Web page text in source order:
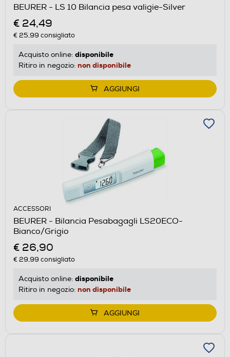
BEURER - LS 10 Bilancia pesa valigie-Silver
€ 24,49
€ 25,99 consigliato
Acquisto online: disponibile
Ritiro in negozio: non disponibile
AGGIUNGI
ACCESSORI
BEURER - Bilancia Pesabagagli LS20ECO-
Bianco/Grigio
€ 26,90
€ 29,99 consigliato
Acquisto online: disponibile
Ritiro in negozio: non disponibile
AGGIUNGI